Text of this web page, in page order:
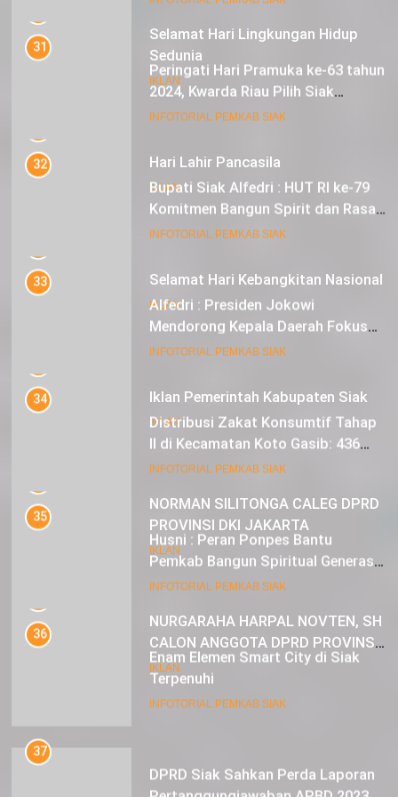
Selamat Hari Lingkungan Hidup
Sedunia
IKLAN
Hari Lahir Pancasila
IKLAN
Selamat Hari Kebangkitan Nasional
IKLAN
Iklan Pemerintah Kabupaten Siak
IKLAN
NORMAN SILITONGA CALEG DPRD
PROVINSI DKI JAKARTA
IKLAN
NURGARAHA HARPAL NOVTEN, SH
CALON ANGGOTA DPRD PROVINSI
DKI JAKARTA
IKLAN
Sebagai Tuan Rumah
32
Bupati Siak Alfedri : HUT RI ke-79
Komitmen Bangun Spirit dan Rasa
Nasionalisme
33
Alfedri : Presiden Jokowi
Mendorong Kepala Daerah Fokus
pada Inflasi dan Pilkada Serentak
34
Distribusi Zakat Konsumtif Tahap
II di Kecamatan Koto Gasib: 436
Mustahik Terima Bantuan
35
Husni : Peran Ponpes Bantu
Muda
36
Enam Elemen Smart City di Siak
37
DPRD Siak Sahkan Perda Laporan
Pertanggungjawaban APBD 2023
38
Alfedri : Apresiasi Pembangunan di